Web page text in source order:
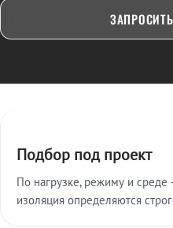
Подбор под проект
По нагрузке, режиму и
изоляция определяются